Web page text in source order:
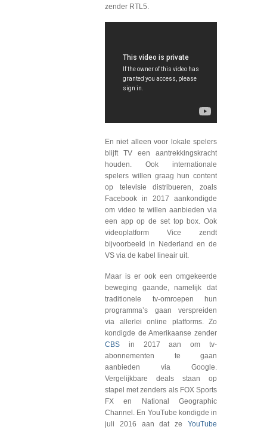
zender RTL5.
En niet alleen voor lokale spelers
blijft TV een aantrekkingskracht
houden. Ook internationale
spelers willen graag hun content
op televisie distribueren, zoals
Facebook in 2017 aankondigde
om video te willen aanbieden via
een app op de set top box. Ook
videoplatform Vice zendt
bijvoorbeeld in Nederland en de
VS via de kabel lineair uit.
Maar is er ook een omgekeerde
beweging gaande, namelijk dat
traditionele tv-omroepen hun
programma’s gaan verspreiden
via allerlei online platforms. Zo
kondigde de Amerikaanse zender
CBS in 2017 aan om tv-
abonnementen te gaan
aanbieden via Google.
Vergelijkbare deals staan op
stapel met zenders als FOX Sports
FX en National Geographic
Channel. En YouTube kondigde in
juli 2016 aan dat ze YouTube